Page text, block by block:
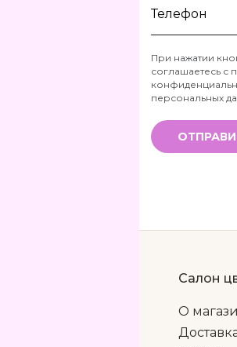
Ваше
Телефон
*
При нажатии
соглашаетесь с
персональных
Салон
О